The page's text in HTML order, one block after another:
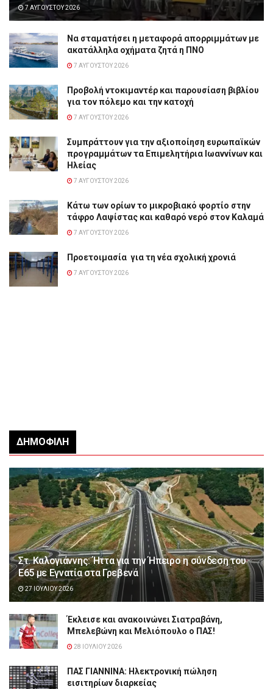
7 ΑΥΓΟΎΣΤΟΥ 2026
Να σταματήσει η μεταφορά απορριμμάτων με
ακατάλληλα οχήματα ζητά η ΠΝΟ
7 ΑΥΓΟΎΣΤΟΥ 2026
Προβολή ντοκιμαντέρ και παρουσίαση βιβλίου
για τον πόλεμο και την κατοχή
7 ΑΥΓΟΎΣΤΟΥ 2026
Συμπράττουν για την αξιοποίηση ευρωπαϊκών
προγραμμάτων τα Επιμελητήρια Ιωαννίνων και
Ηλείας
7 ΑΥΓΟΎΣΤΟΥ 2026
Κάτω των ορίων το μικροβιακό φορτίο στην
τάφρο Λαψίστας και καθαρό νερό στον Καλαμά
7 ΑΥΓΟΎΣΤΟΥ 2026
Προετοιμασία για τη νέα σχολική χρονιά
7 ΑΥΓΟΎΣΤΟΥ 2026
ΔΗΜΟΦΙΛΉ
Στ. Καλογιάννης: Ήττα για την Ήπειρο η σύνδεση του
Ε65 με Εγνατία στα Γρεβενά
27 ΙΟΥΛΊΟΥ 2026
Έκλεισε και ανακοινώνει Σιατραβάνη,
Μπελεβώνη και Μελιόπουλο ο ΠΑΣ!
28 ΙΟΥΛΊΟΥ 2026
ΠΑΣ ΓΙΑΝΝΙΝΑ: Hλεκτρονική πώληση
εισιτηρίων διαρκείας